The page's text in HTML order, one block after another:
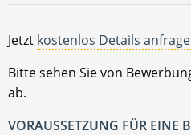
Jetzt kostenlos Details
Bitte sehen Sie von
ab.
VORAUSSETZUNG FÜR EINE